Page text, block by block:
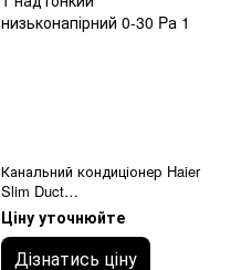
Канальний кондиціонер Haier
Slim Duct
AD25S2SS1FA(H)/1U25MEHFR
A-1 надтонкий низьконапірний
0-30 Pа
Ціну уточнюйте
Дізнатись ціну